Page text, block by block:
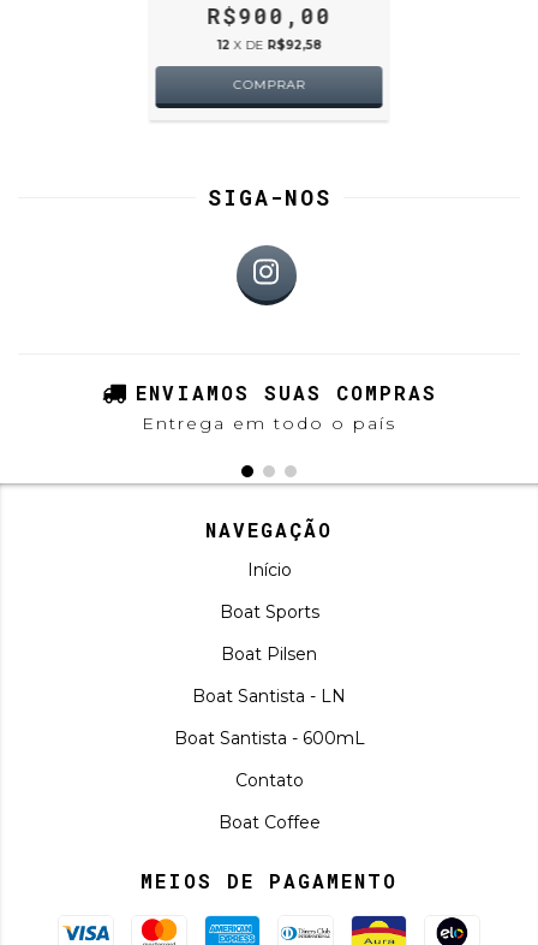
R$900,00
12 X DE R$92,58
SIGA-NOS
ENVIAMOS SUAS COMPRAS
Entrega em todo o país
NAVEGAÇÃO
Início
Boat Sports
Boat Pilsen
Boat Santista - LN
Boat Santista - 600mL
Contato
Boat Coffee
MEIOS DE PAGAMENTO